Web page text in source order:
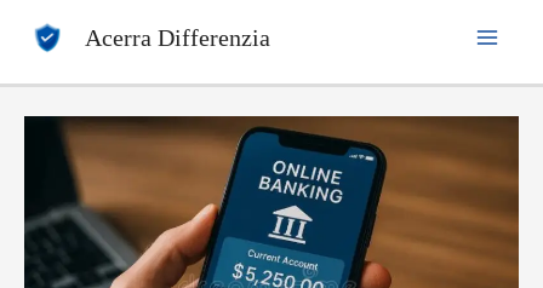
Acerra Differenzia